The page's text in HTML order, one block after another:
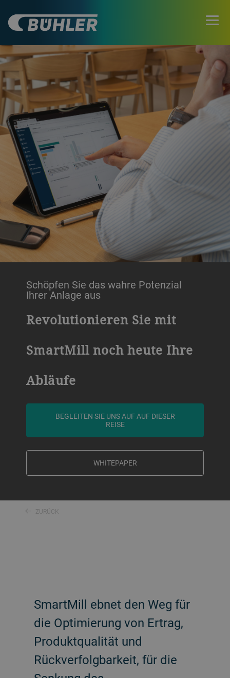
Schöpfen Sie das wahre Potenzial
Ihrer Anlage aus
Revolutionieren Sie mit
SmartMill noch heute Ihre
Abläufe
BEGLEITEN SIE UNS AUF AUF DIESER
REISE
WHITEPAPER
ZURÜCK
SmartMill ebnet den Weg für
die Optimierung von Ertrag,
Produktqualität und
Rückverfolgbarkeit, für die